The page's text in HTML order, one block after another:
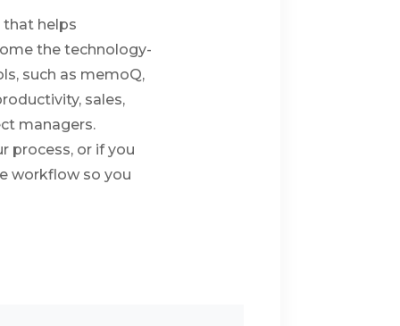
that helps
the technology-
such as memoQ,
sales,
managers.
process, or if you
workflow so you